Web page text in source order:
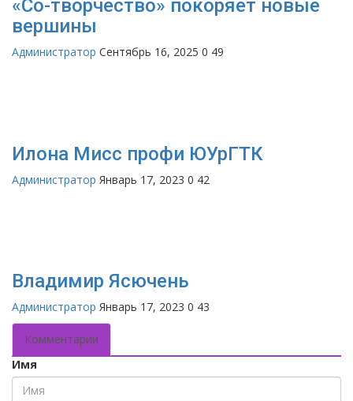
«Со-творчество» покоряет новые
вершины
Администратор Сентябрь 16, 2025 0 49
Илона Мисс профи ЮУрГТК
Администратор Январь 17, 2023 0 42
Владимир Ясючень
Администратор Январь 17, 2023 0 43
Комментарии
Имя